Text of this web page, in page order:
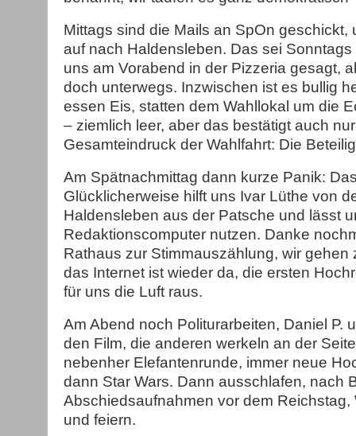
Mittags sind die Mails an SpOn geschickt,
auf nach Haldensleben. Das sei
uns am Vorabend in der Pizzeria gesagt,
doch unterwegs. Inzwischen ist es bullig
essen Eis, statten dem Wahllokal um die
– ziemlich leer, aber das bestätigt auch
Gesamteindruck der Wahlfahrt: Die
Am Spätnachmittag dann kurze Panik:
Glücklicherweise hilft uns Ivar Lüthe von
Haldensleben aus der Patsche und lässt
Redaktionscomputer nutzen. Danke
Rathaus zur Stimmauszählung, wir gehen
das Internet ist wieder da, die ersten
für uns die Luft raus.
Am Abend noch Politurarbeiten, Daniel P.
den Film, die anderen werkeln an der
nebenher Elefantenrunde, immer neue
dann Star Wars. Dann ausschlafen, nach
Abschiedsaufnahmen vor dem
und feiern.